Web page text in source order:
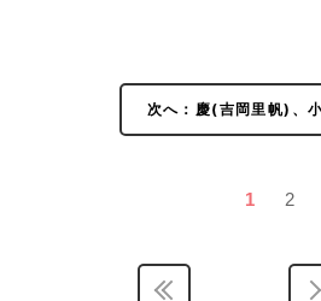
次へ：慶(吉岡里帆)、
1 2